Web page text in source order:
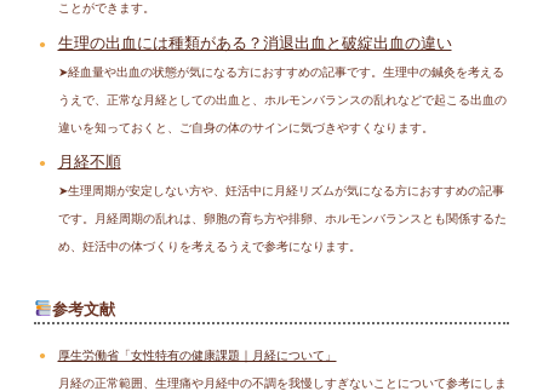
ことができます。
生理の出血には種類がある？消退出血と破綻出血の違い
➤経血量や出血の状態が気になる方におすすめの記事です。生理中の鍼灸を考える
うえで、正常な月経としての出血と、ホルモンバランスの乱れなどで起こる出血の
違いを知っておくと、ご自身の体のサインに気づきやすくなります。
月経不順
➤生理周期が安定しない方や、妊活中に月経リズムが気になる方におすすめの記事
です。月経周期の乱れは、卵胞の育ち方や排卵、ホルモンバランスとも関係するた
め、妊活中の体づくりを考えるうえで参考になります。
参考文献
厚生労働省「女性特有の健康課題｜月経について」
月経の正常範囲、生理痛や月経中の不調を我慢しすぎないことについて参考にしま